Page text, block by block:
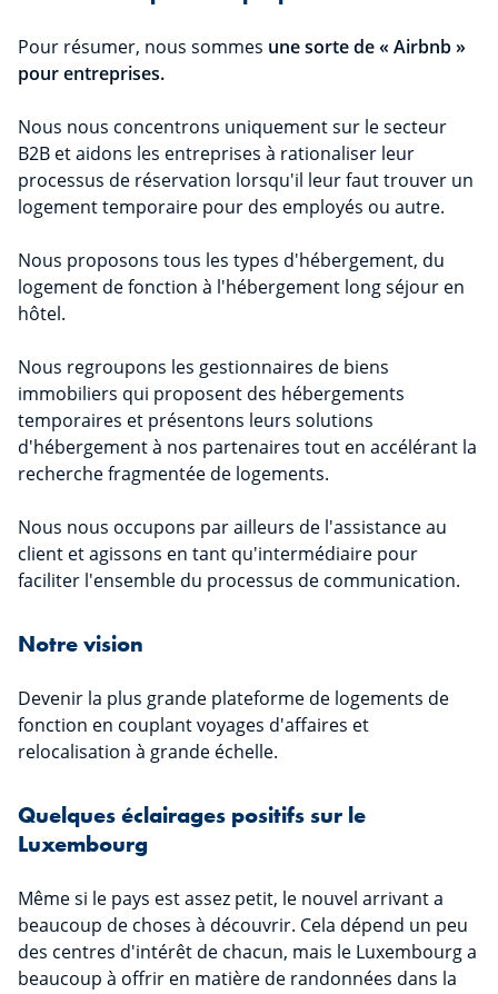
Pour résumer, nous sommes une sorte de « Airbnb »
pour entreprises.
Nous nous concentrons uniquement sur le secteur
B2B et aidons les entreprises à rationaliser leur
processus de réservation lorsqu'il leur faut trouver un
logement temporaire pour des employés ou autre.
Nous proposons tous les types d'hébergement, du
logement de fonction à l'hébergement long séjour en
hôtel.
Nous regroupons les gestionnaires de biens
immobiliers qui proposent des hébergements
temporaires et présentons leurs solutions
d'hébergement à nos partenaires tout en accélérant la
recherche fragmentée de logements.
Nous nous occupons par ailleurs de l'assistance au
client et agissons en tant qu'intermédiaire pour
faciliter l'ensemble du processus de communication.
Notre vision
Devenir la plus grande plateforme de logements de
fonction en couplant voyages d'affaires et
relocalisation à grande échelle.
Quelques éclairages positifs sur le
Luxembourg
Même si le pays est assez petit, le nouvel arrivant a
beaucoup de choses à découvrir. Cela dépend un peu
des centres d'intérêt de chacun, mais le Luxembourg a
beaucoup à offrir en matière de randonnées dans la